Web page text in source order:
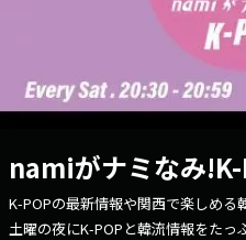
namiがナミなみ
K-POPの最新情報や関西で楽しめ
土曜の夜にK-POPと韓流情報をたっ